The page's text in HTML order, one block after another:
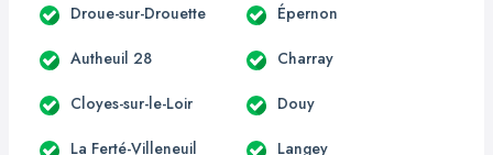
Droue-sur-Drouette Épernon
Autheuil 28 Charray
Cloyes-sur-le-Loir Douy
La Ferté-Villeneuil Langey